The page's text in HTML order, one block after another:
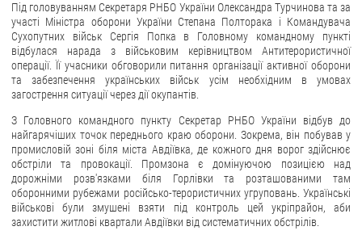
Drone Deals
Фотогалерея
Відеогалерея
ЗВЕРНЕННЯ ГРОМАДЯН
Звернення громадян
Електронне звернення
ДОСТУП ДО ПУБЛІЧНОЇ ІНФОРМАЦІЇ
Організація доступу до публічної інформації
Під головуванням Секретаря РНБО України Олександра Турчинова та за
участі Міністра оборони України Степана Полторака і Командувача
Сухопутних військ Сергія Попка в Головному командному пункті
відбулася нарада з військовим керівництвом Антитерористичної
операції. Її учасники обговорили питання організації активної оборони
та забезпечення українських військ усім необхідним в умовах
загострення ситуації через дії окупантів.
З Головного командного пункту Секретар РНБО України відбув до
найгарячіших точок переднього краю оборони. Зокрема, він побував у
промисловій зоні біля міста Авдіївка, де кожного дня ворог здійснює
обстріли та провокації. Промзона є домінуючою позицією над
дорожніми розв'язками біля Горлівки та розташованими там
оборонними рубежами російсько-терористичних угруповань. Українські
військові були змушені взяти під контроль цей укріпрайон, аби
захистити житлові квартали Авдіївки від систематичних обстрілів.